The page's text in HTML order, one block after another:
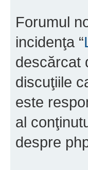
Forumul
incidenţa “
descărcat
discuţiile
este
al
despre